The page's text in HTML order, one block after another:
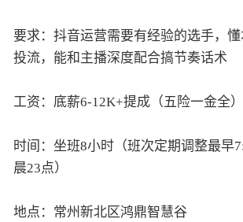
要求：抖音运营需要有经验的选手，
投流，能和主播深度配合搞节奏话术
工资：底薪6-12K+提成（五险一金全）
时间：坐班8小时（班次定期调整最早
晨23点）
地点：常州新北区鸿鼎智慧谷